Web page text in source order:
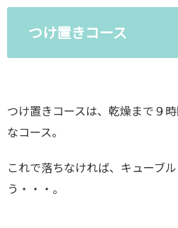
つけ置きコース
つけ置きコースは、乾燥まで９
なコース。
これで落ちなければ、キューブ
う・・・。